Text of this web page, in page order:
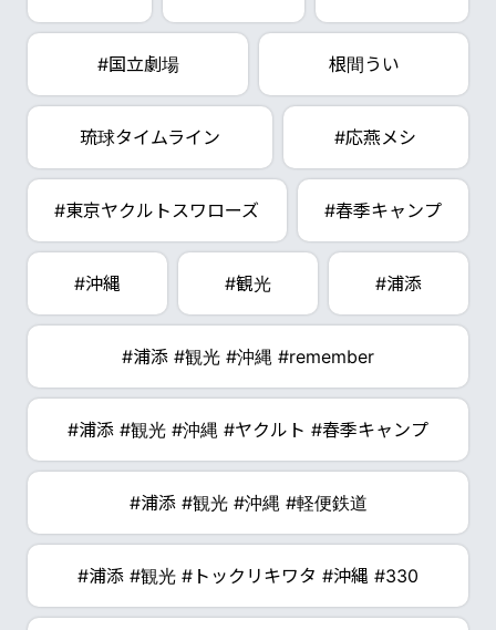
#国立劇場 根間うい
琉球タイムライン #応燕メシ
#東京ヤクルトスワローズ #春季キャンプ
#沖縄 #観光 #浦添
#浦添 #観光 #沖縄 #remember
#浦添 #観光 #沖縄 #ヤクルト #春季キャンプ
#浦添 #観光 #沖縄 #軽便鉄道
#浦添 #観光 #トックリキワタ #沖縄 #330